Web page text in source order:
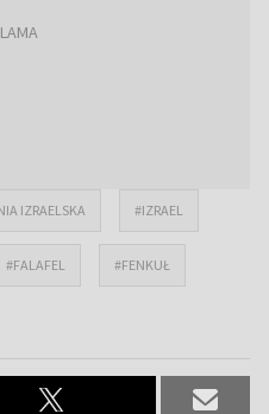
IZRAELSKA #IZRAEL
#FALAFEL #FENKUŁ